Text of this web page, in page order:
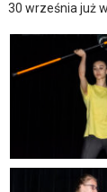
30 września już